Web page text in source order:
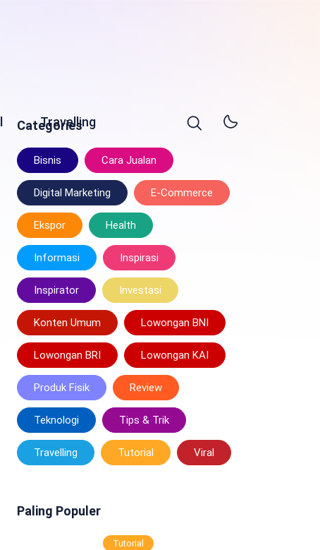
Travelling
Categories
Bisnis Cara Jualan
Digital Marketing E-Commerce
Ekspor Health
Informasi Inspirasi
Inspirator Investasi
Konten Umum Lowongan BNI
Lowongan BRI Lowongan KAI
Produk Fisik Review
Teknologi Tips & Trik
Travelling Tutorial Viral
Paling Populer
Tutorial